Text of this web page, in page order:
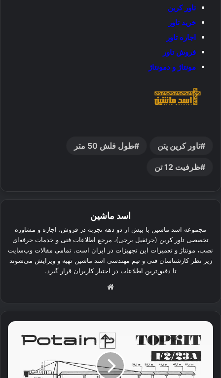
تاور کرین
خرید تاور
اجاره تاور
فروش تاور
مونتاژ و دمونتاژ
تاور کرین پتن طول فلش 50 متر
ظرفیت 12 تن
اسد ماشین
مجموعه اسد ماشین با بیش از دو دهه تجربه در فروش، اجاره و مشاوره
تخصصی تاور کرین (جرثقیل برجی)، مرجع اطلاعات فنی و خدمات حرفه‌ای
نصب، مونتاژ و تعمیرات این تجهیزات در ایران است. تمامی مقالات وب‌سایت
زیر نظر کارشناسان فنی و تیم مهندسی اسد ماشین تهیه و ویرایش می‌شوند
تا دقیق‌ترین اطلاعات در اختیار کاربران قرار گیرد.
تاور
کرین
POTAIN